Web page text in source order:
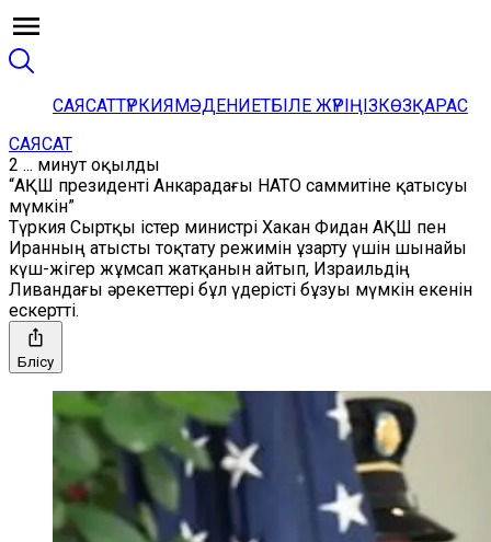
САЯСАТТҮРКИЯМӘДЕНИЕТБІЛЕ ЖҮРІҢІЗКӨЗҚАРАС
САЯСАТ
2 ... минут оқылды
“АҚШ президенті Анкарадағы НАТО саммитіне қатысуы
мүмкін”
Түркия Сыртқы істер министрі Хакан Фидан АҚШ пен
Иранның атысты тоқтату режимін ұзарту үшін шынайы
күш-жігер жұмсап жатқанын айтып, Израильдің
Ливандағы әрекеттері бұл үдерісті бұзуы мүмкін екенін
ескертті.
Бөлісу